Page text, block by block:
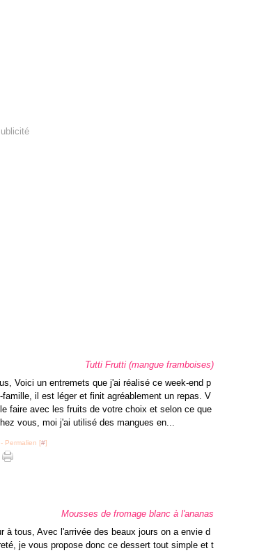
Tutti Frutti (mangue framboises)
Voici un entremets que j'ai réalisé ce week-end p
famille, il est léger et finit agréablement un repas. V
faire avec les fruits de votre choix et selon ce que
vous, moi j'ai utilisé des mangues en...
- Permalien [#]
Mousses de fromage blanc à l'ananas
à tous, Avec l'arrivée des beaux jours on a envie d
je vous propose donc ce dessert tout simple et t